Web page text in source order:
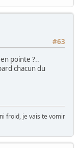
#63
pointe ?..
chacun du
froid, je vais te vomir